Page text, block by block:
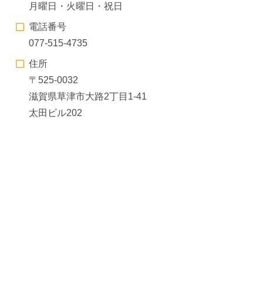
月曜日・火曜日・祝日
電話番号
077-515-4735
住所
〒525-0032
滋賀県草津市大路2丁目1-41
太田ビル202